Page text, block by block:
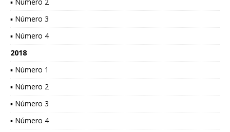
▪ Número 3
▪ Número 4
2018
▪ Número 1
▪ Número 2
▪ Número 3
▪ Número 4